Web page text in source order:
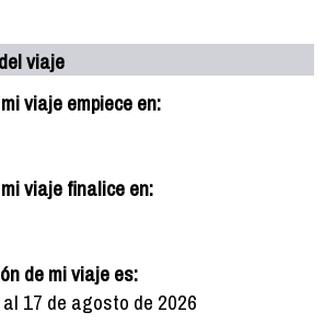
viaje
viaje empiece en:
viaje finalice en:
de mi viaje es:
17 de agosto de 2026